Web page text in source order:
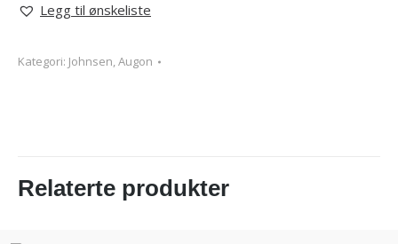
Legg til ønskeliste
Kategori: Johnsen, Augon
Relaterte produkter